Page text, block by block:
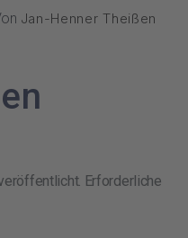
Jan-Henner Theißen
Erforderliche